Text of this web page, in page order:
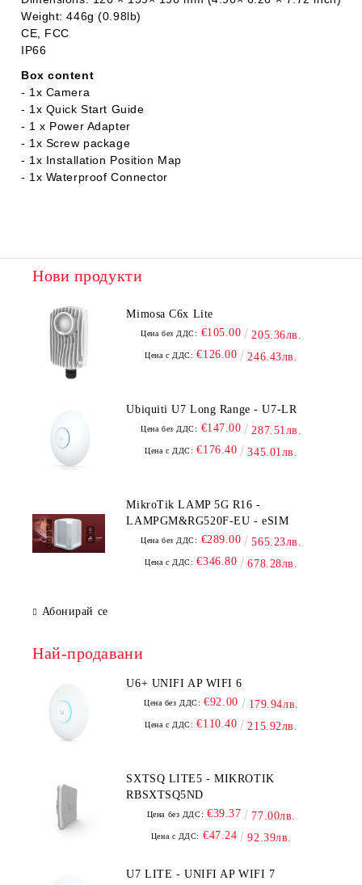
Weight: 446g (0.98lb)
CE, FCC
IP66
Box content
- 1x Camera
- 1x Quick Start Guide
- 1 x Power Adapter
- 1x Screw package
- 1x Installation Position Map
- 1x Waterproof Connector
Нови продукти
Mimosa C6x Lite
Цена без ДДС: €105.00 205.36лв.
Цена с ДДС: €126.00 246.43лв.
Ubiquiti U7 Long Range - U7-LR
Цена без ДДС: €147.00 287.51лв.
Цена с ДДС: €176.40 345.01лв.
MikroTik LAMP 5G R16 -
LAMPGM&RG520F-EU - eSIM
Цена без ДДС: €289.00 565.23лв.
Цена с ДДС: €346.80 678.28лв.
Абонирай се
Най-продавани
U6+ UNIFI AP WIFI 6
Цена без ДДС: €92.00 179.94лв.
Цена с ДДС: €110.40 215.92лв.
SXTSQ LITE5 - MIKROTIK
RBSXTSQ5ND
Цена без ДДС: €39.37 77.00лв.
Цена с ДДС: €47.24 92.39лв.
U7 LITE - UNIFI AP WIFI 7